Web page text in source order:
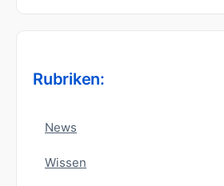
Rubriken:
News
Wissen